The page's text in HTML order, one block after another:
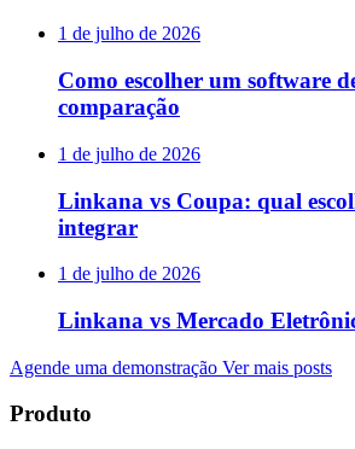
1 de julho de 2026
Como escolher um software
comparação
1 de julho de 2026
Linkana vs Coupa: qual
integrar
1 de julho de 2026
Linkana vs Mercado
Agende uma demonstração Ver mais posts
Produto